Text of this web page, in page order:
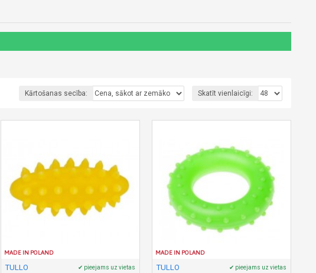
Kārtošanas secība: Skatīt vienlaicīgi:
MADE IN POLAND
TULLO ✔ pieejams uz vietas
MADE IN POLAND
TULLO ✔ pieejams uz vietas